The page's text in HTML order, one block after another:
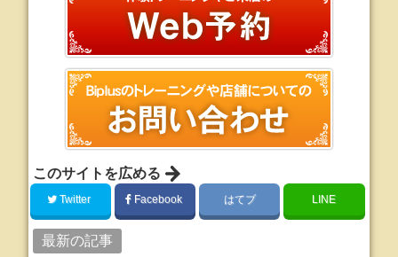
このサイトを広める
Twitter Facebook はてブ LINE
最新の記事